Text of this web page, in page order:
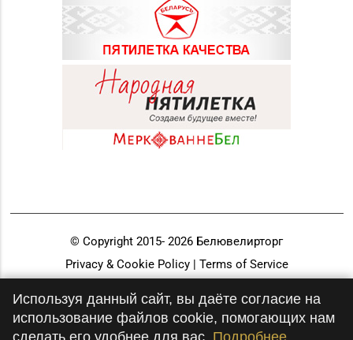
© Copyright 2015- 2026 Белювелирторг
Privacy & Cookie Policy | Terms of Service
Используя данный сайт, вы даёте согласие на
использование файлов cookie, помогающих нам
сделать его удобнее для вас. Подробнее